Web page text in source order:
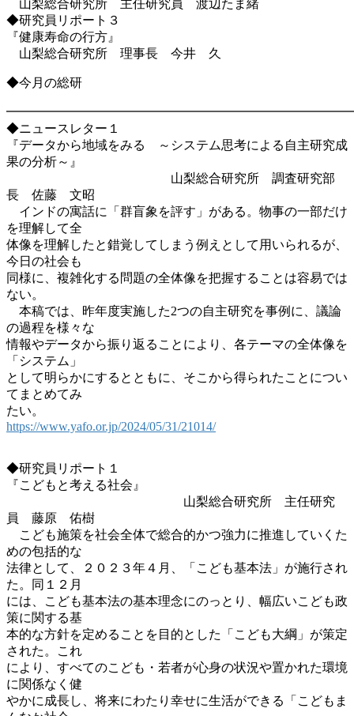
山梨総合研究所 主任研究員 渡辺たま緒
◆研究員リポート３
『健康寿命の行方』
山梨総合研究所 理事長 今井 久
◆今月の総研
◆ニュースレター１
『データから地域をみる ～システム思考による自主研究成
果の分析～』
山梨総合研究所 調査研究部
長 佐藤 文昭
インドの寓話に「群盲象を評す」がある。物事の一部だけ
を理解して全
体像を理解したと錯覚してしまう例えとして用いられるが、
今日の社会も
同様に、複雑化する問題の全体像を把握することは容易では
ない。
本稿では、昨年度実施した2つの自主研究を事例に、議論
の過程を様々な
情報やデータから振り返ることにより、各テーマの全体像を
「システム」
として明らかにするとともに、そこから得られたことについ
てまとめてみ
たい。
https://www.yafo.or.jp/2024/05/31/21014/
◆研究員リポート１
『こどもと考える社会』
山梨総合研究所 主任研究
員 藤原 佑樹
こども施策を社会全体で総合的かつ強力に推進していくた
めの包括的な
法律として、２０２３年４月、「こども基本法」が施行され
た。同１２月
には、こども基本法の基本理念にのっとり、幅広いこども政
策に関する基
本的な方針を定めることを目的とした「こども大綱」が策定
された。これ
により、すべてのこども・若者が心身の状況や置かれた環境
に関係なく健
やかに成長し、将来にわたり幸せに生活ができる「こどもま